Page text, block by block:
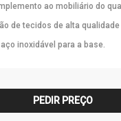
ao mobiliário do
de tecidos de alta qualidade
inoxidável para a base.
PEDIR PREÇO